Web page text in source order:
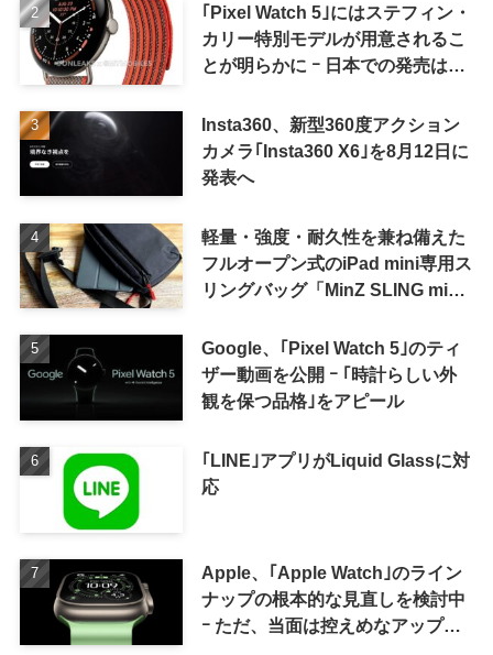
｢Pixel Watch 5｣にはステフィン・
カリー特別モデルが用意されるこ
とが明らかに ｰ 日本での発売は期
Insta360、新型360度アクション
カメラ｢Insta360 X6｣を8月12日に
発表へ
軽量・強度・耐久性を兼ね備えた
フルオープン式のiPad mini専用ス
リングバッグ「MinZ SLING mini
Google、｢Pixel Watch 5｣のティ
ザー動画を公開 ｰ ｢時計らしい外
観を保つ品格｣をアピール
｢LINE｣アプリがLiquid Glassに対
応
Apple、｢Apple Watch｣のライン
ナップの根本的な見直しを検討中
ｰ ただ、当面は控えめなアップグ